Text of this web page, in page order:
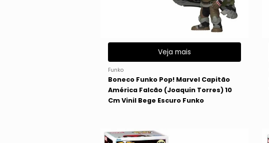
Veja mais
Funko
Boneco Funko Pop! Marvel Capitão
América Falcão (Joaquin Torres) 10
Cm Vinil Bege Escuro Funko